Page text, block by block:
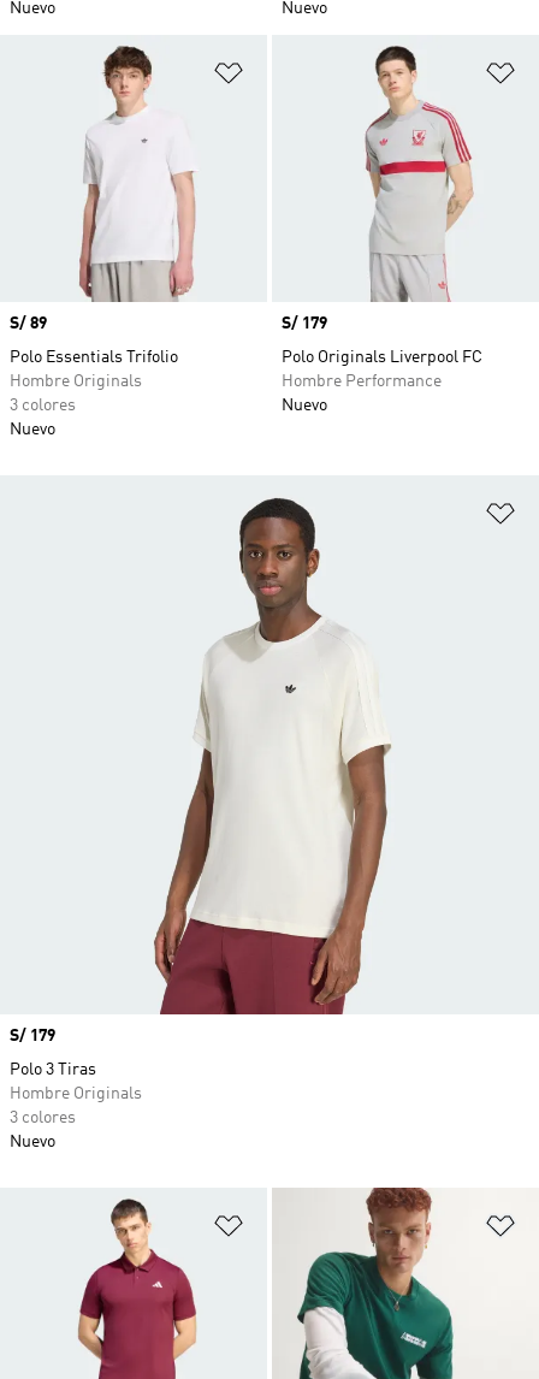
Nuevo Nuevo
Añadir a la lista de deseos
Precio
S/ 89
Polo Essentials Trifolio
Hombre Originals
3 colores
Nuevo
Precio
S/ 179
Polo Originals Liverpool FC
Hombre Performance
Nuevo
Añadir a la lista de deseos
Precio
S/ 179
Polo 3 Tiras
Hombre Originals
3 colores
Nuevo